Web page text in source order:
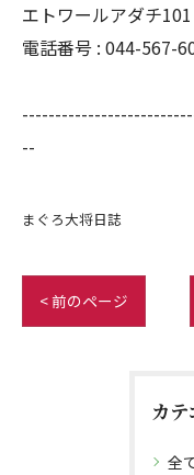
エトワールアダチ101
電話番号 : 044-567-
--
まぐろ大将日誌
< 前のページ
カ
全